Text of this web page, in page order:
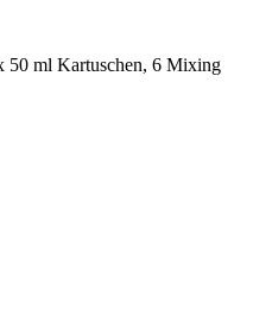
50 ml Kartuschen, 6 Mixing